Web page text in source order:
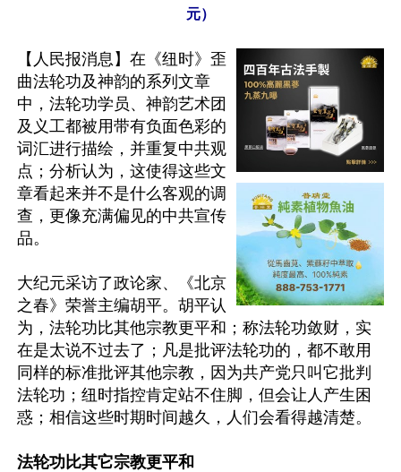
元）
【人民报消息】在《纽时》歪
曲法轮功及神韵的系列文章
中，法轮功学员、神韵艺术团
及义工都被用带有负面色彩的
词汇进行描绘，并重复中共观
点；分析认为，这使得这些文
章看起来并不是什么客观的调
查，更像充满偏见的中共宣传
品。
大纪元采访了政论家、《北京
之春》荣誉主编胡平。胡平认
为，法轮功比其他宗教更平和；称法轮功敛财，实
在是太说不过去了；凡是批评法轮功的，都不敢用
同样的标准批评其他宗教，因为共产党只叫它批判
法轮功；纽时指控肯定站不住脚，但会让人产生困
惑；相信这些时期时间越久，人们会看得越清楚。
法轮功比其它宗教更平和